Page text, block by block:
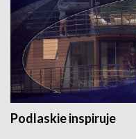
Podlaskie inspiruje